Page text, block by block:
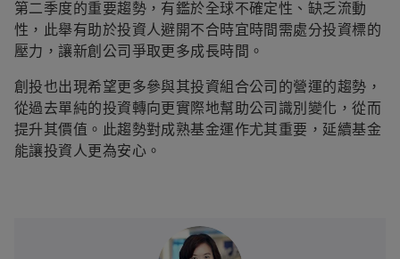
第二季度的重要趨勢，有鑑於全球不確定性、缺乏流動
性，此舉有助於投資人避開不合時宜時間需處分投資標的
壓力，讓新創公司爭取更多成長時間。
創投也出現希望更多參與其投資組合公司的營運的趨勢，
從過去單純的投資轉向更實際地幫助公司識別變化，從而
提升其價值。此趨勢對成熟基金運作尤其重要，延續基金
能讓投資人更為安心。